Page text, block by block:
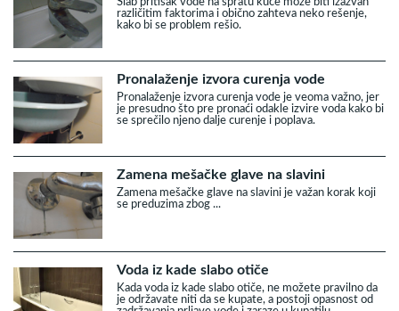
različitim faktorima i obično zahteva neko rešenje,
kako bi se problem rešio.
Pronalaženje izvora curenja vode
Pronalaženje izvora curenja vode je veoma važno, jer
je presudno što pre pronaći odakle izvire voda kako bi
se sprečilo njeno dalje curenje i poplava.
Zamena mešačke glave na slavini
Zamena mešačke glave na slavini je važan korak koji
se preduzima zbog ...
Voda iz kade slabo otiče
Kada voda iz kade slabo otiče, ne možete pravilno da
je održavate niti da se kupate, a postoji opasnost od